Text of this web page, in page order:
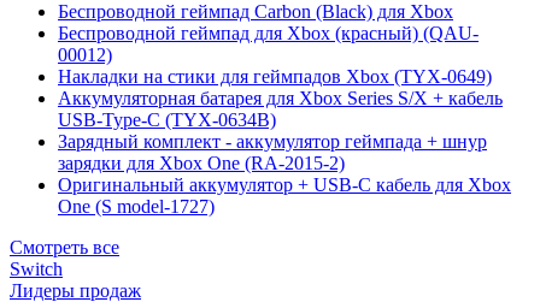
Беспроводной геймпад Carbon (Black) для Xbox
Беспроводной геймпад для Xbox (красный) (QAU-
00012)
Накладки на стики для геймпадов Xbox (TYX-0649)
Аккумуляторная батарея для Xbox Series S/X + кабель
USB-Type-C (TYX-0634B)
Зарядный комплект - аккумулятор геймпада + шнур
зарядки для Xbox One (RA-2015-2)
Оригинальный аккумулятор + USB-C кабель для Xbox
One (S model-1727)
Смотреть все
Switch
Лидеры продаж